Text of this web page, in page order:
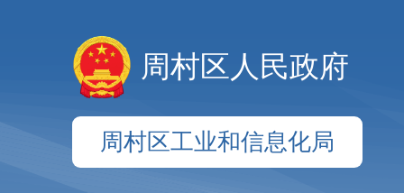
周村区人民政府
周村区工业和信息化局